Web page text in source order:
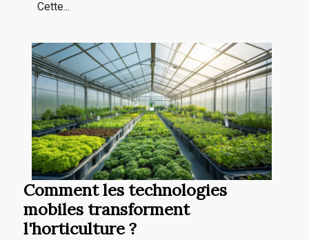
Cette...
Comment les technologies
mobiles transforment
l'horticulture ?